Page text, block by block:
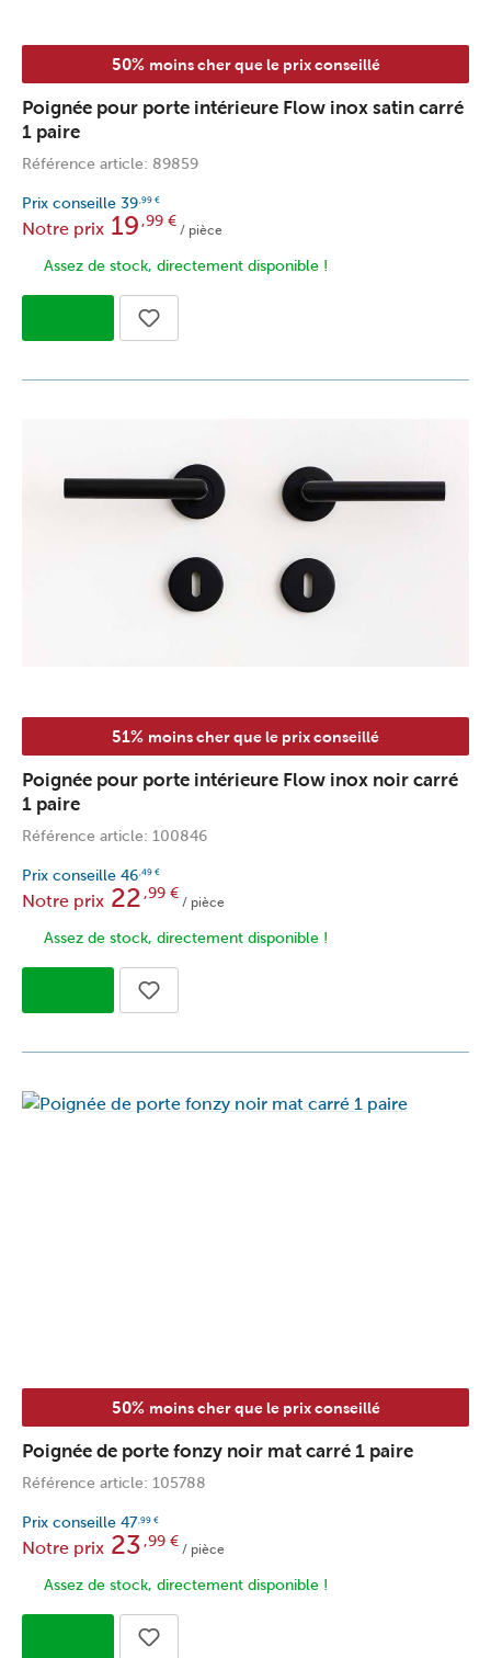
50% moins cher que le prix conseillé
Poignée pour porte intérieure Flow inox satin carré
1 paire
Référence article: 89859
Prix conseille 39,99 €
Notre prix 19,99€
/ pièce
Assez de stock, directement disponible !
51% moins cher que le prix conseillé
Poignée pour porte intérieure Flow inox noir carré
1 paire
Référence article: 100846
Prix conseille 46,49 €
Notre prix 22 ,99€
/ pièce
Assez de stock, directement disponible !
50% moins cher que le prix conseillé
Poignée de porte fonzy noir mat carré 1 paire
Référence article: 105788
Prix conseille 47 ,99 €
Notre prix 23 ,99€
/ pièce
Assez de stock, directement disponible !